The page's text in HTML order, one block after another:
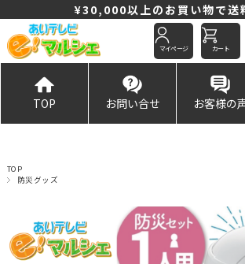
¥30,000以上のお買い物で送
マイページ カート
TOP お問い合せ お客様の
TOP
防災グッズ